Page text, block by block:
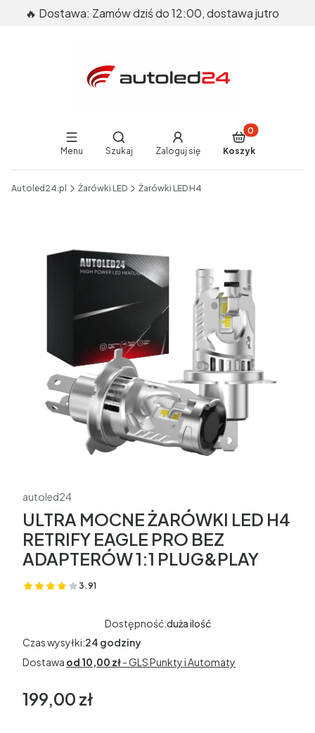
🔥 Dostawa: Zamów dziś do 12:00, dostawa jutro
Menu
Otwórz wyszukiwarkę
Szukaj Zaloguj się
Produkty w
Koszyk
Autoled24.pl Żarówki LED Żarówki LED H4
autoled24
ULTRA MOCNE ŻARÓWKI LED H4
RETRIFY EAGLE PRO BEZ
ADAPTERÓW 1:1 PLUG&PLAY
3.91
(Oceny: 11 Recenzje: 0)
Dostępność:duża ilość
Czas wysyłki:24 godziny
Dostawa od 10,00 zł- GLS Punkty i Automaty
Cena
199,00 zł